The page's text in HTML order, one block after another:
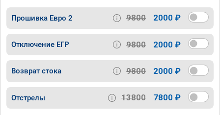
Прошивка Евро 2 9800 2000 ₽
Отключение ЕГР 9800 2000 ₽
Возврат стока 9800 2000 ₽
Отстрелы 13800 7800 ₽